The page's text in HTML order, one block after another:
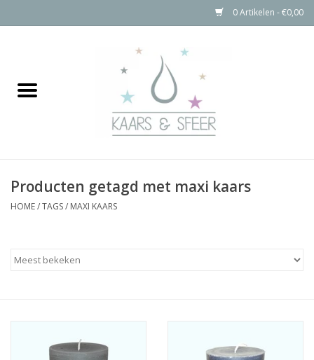
0 Artikelen - €0,00
Stompkaarsen Rustiek
Kaarsen Accessoires
Vierkante Kaarsen
Producten getagd met maxi kaars
HOME/TAGS/ MAXI KAARS